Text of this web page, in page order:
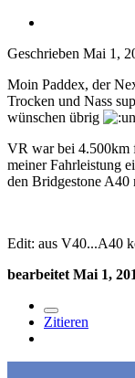
Geschrieben Mai 1,
Moin Paddex, der
Trocken und Nass
wünschen übrig
VR war bei 4.500km
meiner Fahrleistung
den Bridgestone A40
Edit: aus V40...A40
bearbeitet Mai 1,
Zitieren